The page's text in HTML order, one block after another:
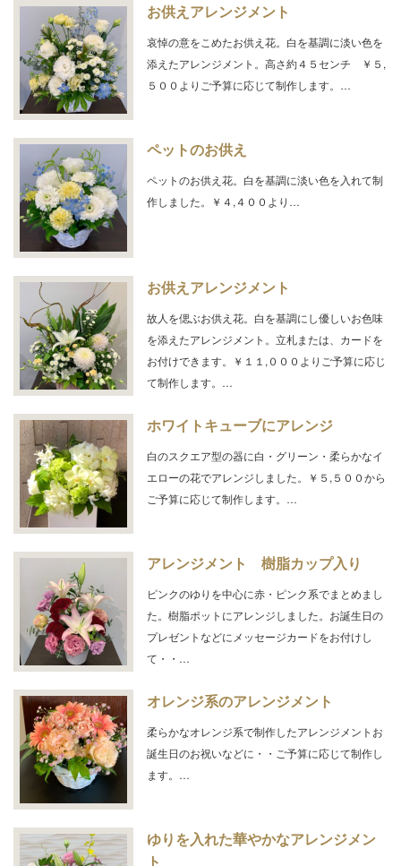
お供えアレンジメント
哀悼の意をこめたお供え花。白を基調に淡い色を
添えたアレンジメント。高さ約４５センチ ￥５,
５００よりご予算に応じて制作します。…
ペットのお供え
ペットのお供え花。白を基調に淡い色を入れて制
作しました。￥４,４００より…
お供えアレンジメント
故人を偲ぶお供え花。白を基調にし優しいお色味
を添えたアレンジメント。立札または、カードを
お付けできます。￥１１,０００よりご予算に応じ
て制作します。…
ホワイトキューブにアレンジ
白のスクエア型の器に白・グリーン・柔らかなイ
エローの花でアレンジしました。￥５,５００から
ご予算に応じて制作します。…
アレンジメント 樹脂カップ入り
ピンクのゆりを中心に赤・ピンク系でまとめまし
た。樹脂ポットにアレンジしました。お誕生日の
プレゼントなどにメッセージカードをお付けし
て・・…
オレンジ系のアレンジメント
柔らかなオレンジ系で制作したアレンジメントお
誕生日のお祝いなどに・・ご予算に応じて制作し
ます。…
ゆりを入れた華やかなアレンジメン
ト